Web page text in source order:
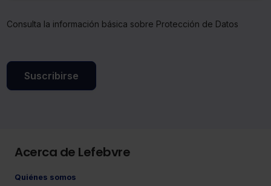
Saber más acerca de las cookies
Consulta la información básica sobre Protección de Datos
Suscribirse
Acerca de Lefebvre
Quiénes somos